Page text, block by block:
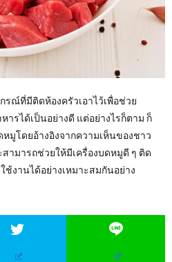
รณ์ที่มีติดห้องครัวเอาไว้เพื่อช่วย
ารได้เป็นอย่างดี แต่อย่างไรก็ตาม ก็
มูโดยอ้างอิงจากความเห็นของชาว
สามารถช่วยให้มีเครื่องบดหมูดี ๆ ติด
ช้งานได้อย่างเหมาะสมกันอย่าง